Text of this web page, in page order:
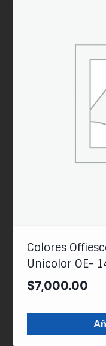
Colores
Unicolor OE-
$7,000.00